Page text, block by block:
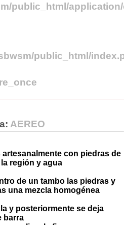
public_html/
public_html/
AEREO
artesanalmente con piedras de
región y agua
de un tambo las piedras y
una mezcla homogénea
y posteriormente se deja
barra